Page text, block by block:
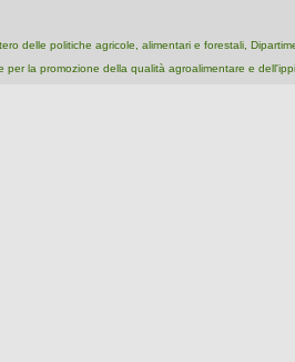
delle politiche agricole, alimentari e forestali,
per la promozione della qualità agroalimentare e